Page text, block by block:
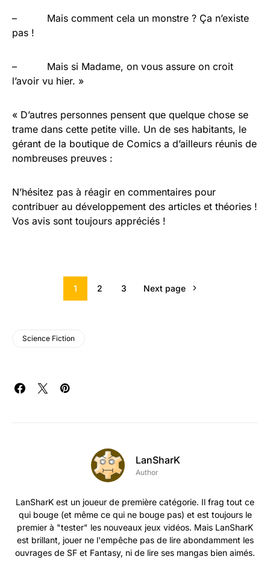
– Mais comment cela un monstre ? Ça n’existe
pas !
– Mais si Madame, on vous assure on croit
l’avoir vu hier. »
« D’autres personnes pensent que quelque chose se
trame dans cette petite ville. Un de ses habitants, le
gérant de la boutique de Comics a d’ailleurs réunis de
nombreuses preuves :
N’hésitez pas à réagir en commentaires pour
contribuer au développement des articles et théories !
Vos avis sont toujours appréciés !
1 2 3 Next page
Science Fiction
LanSharK
Author
LanSharK est un joueur de première catégorie. Il frag tout ce
qui bouge (et même ce qui ne bouge pas) et est toujours le
premier à "tester" les nouveaux jeux vidéos. Mais LanSharK
est brillant, jouer ne l'empêche pas de lire abondamment les
ouvrages de SF et Fantasy, ni de lire ses mangas bien aimés.